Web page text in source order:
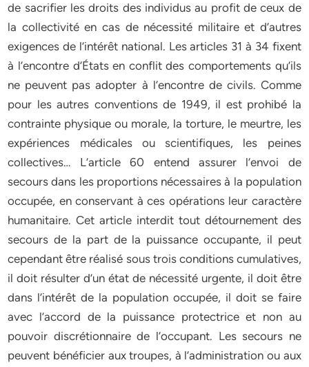
de sacrifier les droits des individus au profit de ceux de
la collectivité en cas de nécessité militaire et d’autres
exigences de l’intérêt national. Les articles 31 à 34 fixent
à l’encontre d’États en conflit des comportements qu’ils
ne peuvent pas adopter à l’encontre de civils. Comme
pour les autres conventions de 1949, il est prohibé la
contrainte physique ou morale, la torture, le meurtre, les
expériences médicales ou scientifiques, les peines
collectives… L’article 60 entend assurer l’envoi de
secours dans les proportions nécessaires à la population
occupée, en conservant à ces opérations leur caractère
humanitaire. Cet article interdit tout détournement des
secours de la part de la puissance occupante, il peut
cependant être réalisé sous trois conditions cumulatives,
il doit résulter d’un état de nécessité urgente, il doit être
dans l’intérêt de la population occupée, il doit se faire
avec l’accord de la puissance protectrice et non au
pouvoir discrétionnaire de l’occupant. Les secours ne
peuvent bénéficier aux troupes, à l’administration ou aux